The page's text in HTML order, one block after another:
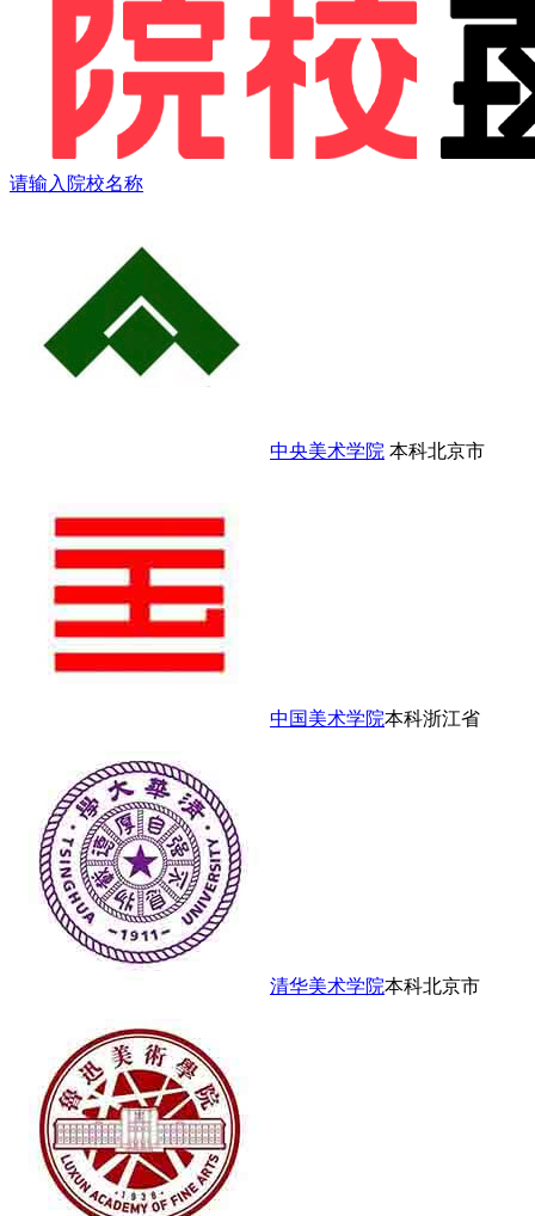
请输入院校名称
中央美术学院 本科北京市
中国美术学院本科浙江省
清华美术学院本科北京市